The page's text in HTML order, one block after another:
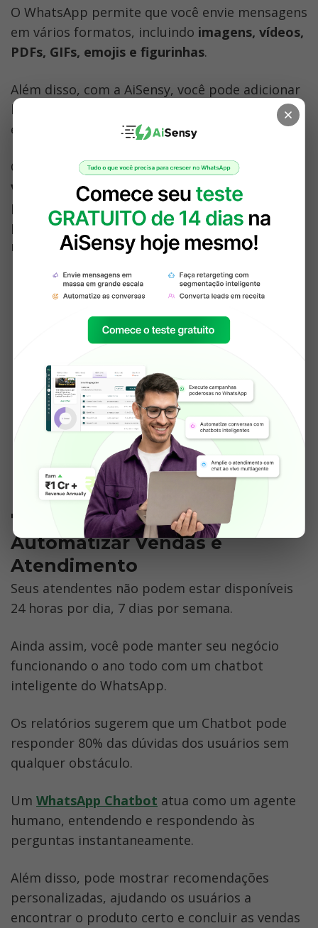
O WhatsApp permite que você envie mensagens
em vários formatos, incluindo imagens, vídeos,
PDFs, GIFs, emojis e figurinhas.
Além disso, com a AiSensy, você pode adicionar
botões para tornar a mensagem mais atraente
e clicável.
Como mostra a imagem abaixo, uma marca
verificada (selo verde ✅), uma imagem de seu
produto, uma oferta promocional
personalizada e botões clicáveis ​​tornam suas
mensagens altamente clicáveis!
7. Integre um Chatbot para
Automatizar Vendas e
Atendimento
Seus atendentes não podem estar disponíveis
24 horas por dia, 7 dias por semana.
Ainda assim, você pode manter seu negócio
funcionando o ano todo com um chatbot
inteligente do WhatsApp.
Os relatórios sugerem que um Chatbot pode
responder 80% das dúvidas dos usuários sem
qualquer obstáculo.
Um WhatsApp Chatbot atua como um agente
humano, entendendo e respondendo às
perguntas instantaneamente.
Além disso, pode mostrar recomendações
personalizadas, ajudando os usuários a
encontrar o produto certo e concluir as vendas